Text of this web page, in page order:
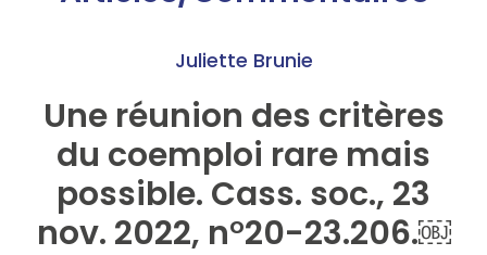
Juliette Brunie
Une réunion des critères
du coemploi rare mais
possible. Cass. soc., 23
nov. 2022, n°20-23.206.￼